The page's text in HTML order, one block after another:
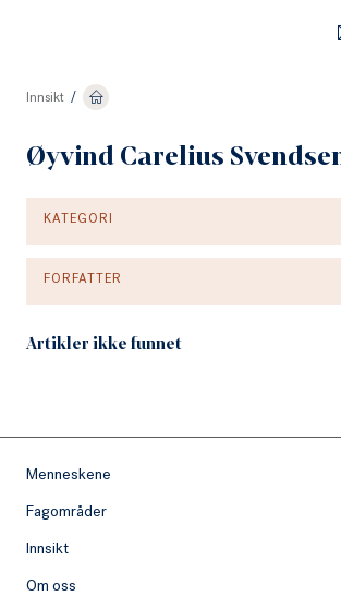
Innsikt /
Øyvind Carelius
KATEGORI
FORFATTER
Artikler ikke funnet
Menneskene
Fagområder
Innsikt
Om oss